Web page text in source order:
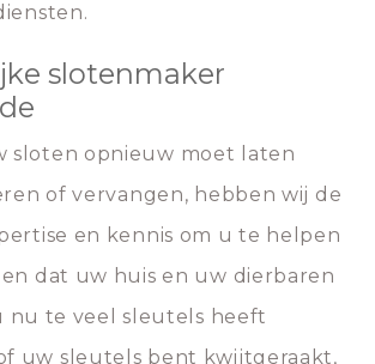
slotenmaker
sloten opnieuw moet laten
of vervangen, hebben wij de
en kennis om u te helpen
dat uw huis en uw dierbaren
nu te veel sleutels heeft
uw sleutels bent kwijtgeraakt,